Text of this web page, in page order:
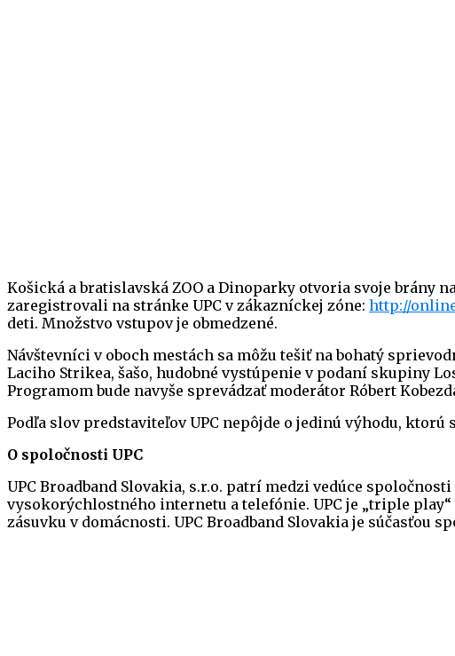
Košická a bratislavská ZOO a Dinoparky otvoria svoje brány
zaregistrovali na stránke UPC v zákazníckej zóne: http://
deti. Množstvo vstupov je obmedzené.
Návštevníci v oboch mestách sa môžu tešiť na bohatý
Laciho Strikea, šašo, hudobné vystúpenie v podaní skupiny
Programom bude navyše sprevádzať moderátor Róbert
Podľa slov predstaviteľov UPC nepôjde o jedinú výhodu,
O spoločnosti UPC
UPC Broadband Slovakia, s.r.o. patrí medzi vedúce
vysokorýchlostného internetu a telefónie. UPC je „triple
zásuvku v domácnosti. UPC Broadband Slovakia je súčasťou